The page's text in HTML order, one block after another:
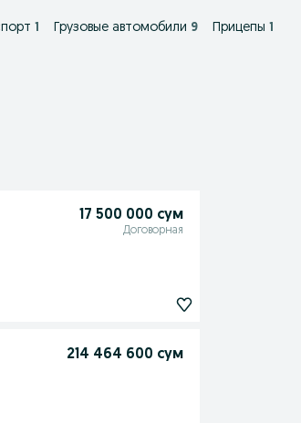
1 Грузовые автомобили 9 Прицепы 1
17 500 000 сум
Договорная
214 464 600 сум